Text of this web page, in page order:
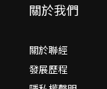
關於我們
關於聯經
發展歷程